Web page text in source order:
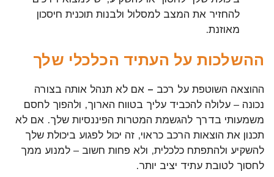
להחזיר את המצב למסלול ולבנות תוכנית חיסכון
מאוזנת.
ההשלכות על העתיד הכלכלי שלך
ההוצאה השוטפת על רכב – אם לא תנהל אותה בצורה
נכונה – עלולה להכביד עליך בטווח הארוך, ולהפוך לחסם
משמעותי בדרך להגשמת המטרות הפיננסיות שלך. אם לא
תכנון את הוצאות הרכב כראוי, זה יכול לפגוע ביכולת שלך
להשקיע ולהתפתח כלכלית, ולא פחות חשוב – למנוע ממך
לחסוך לטובת עתיד יציב יותר.